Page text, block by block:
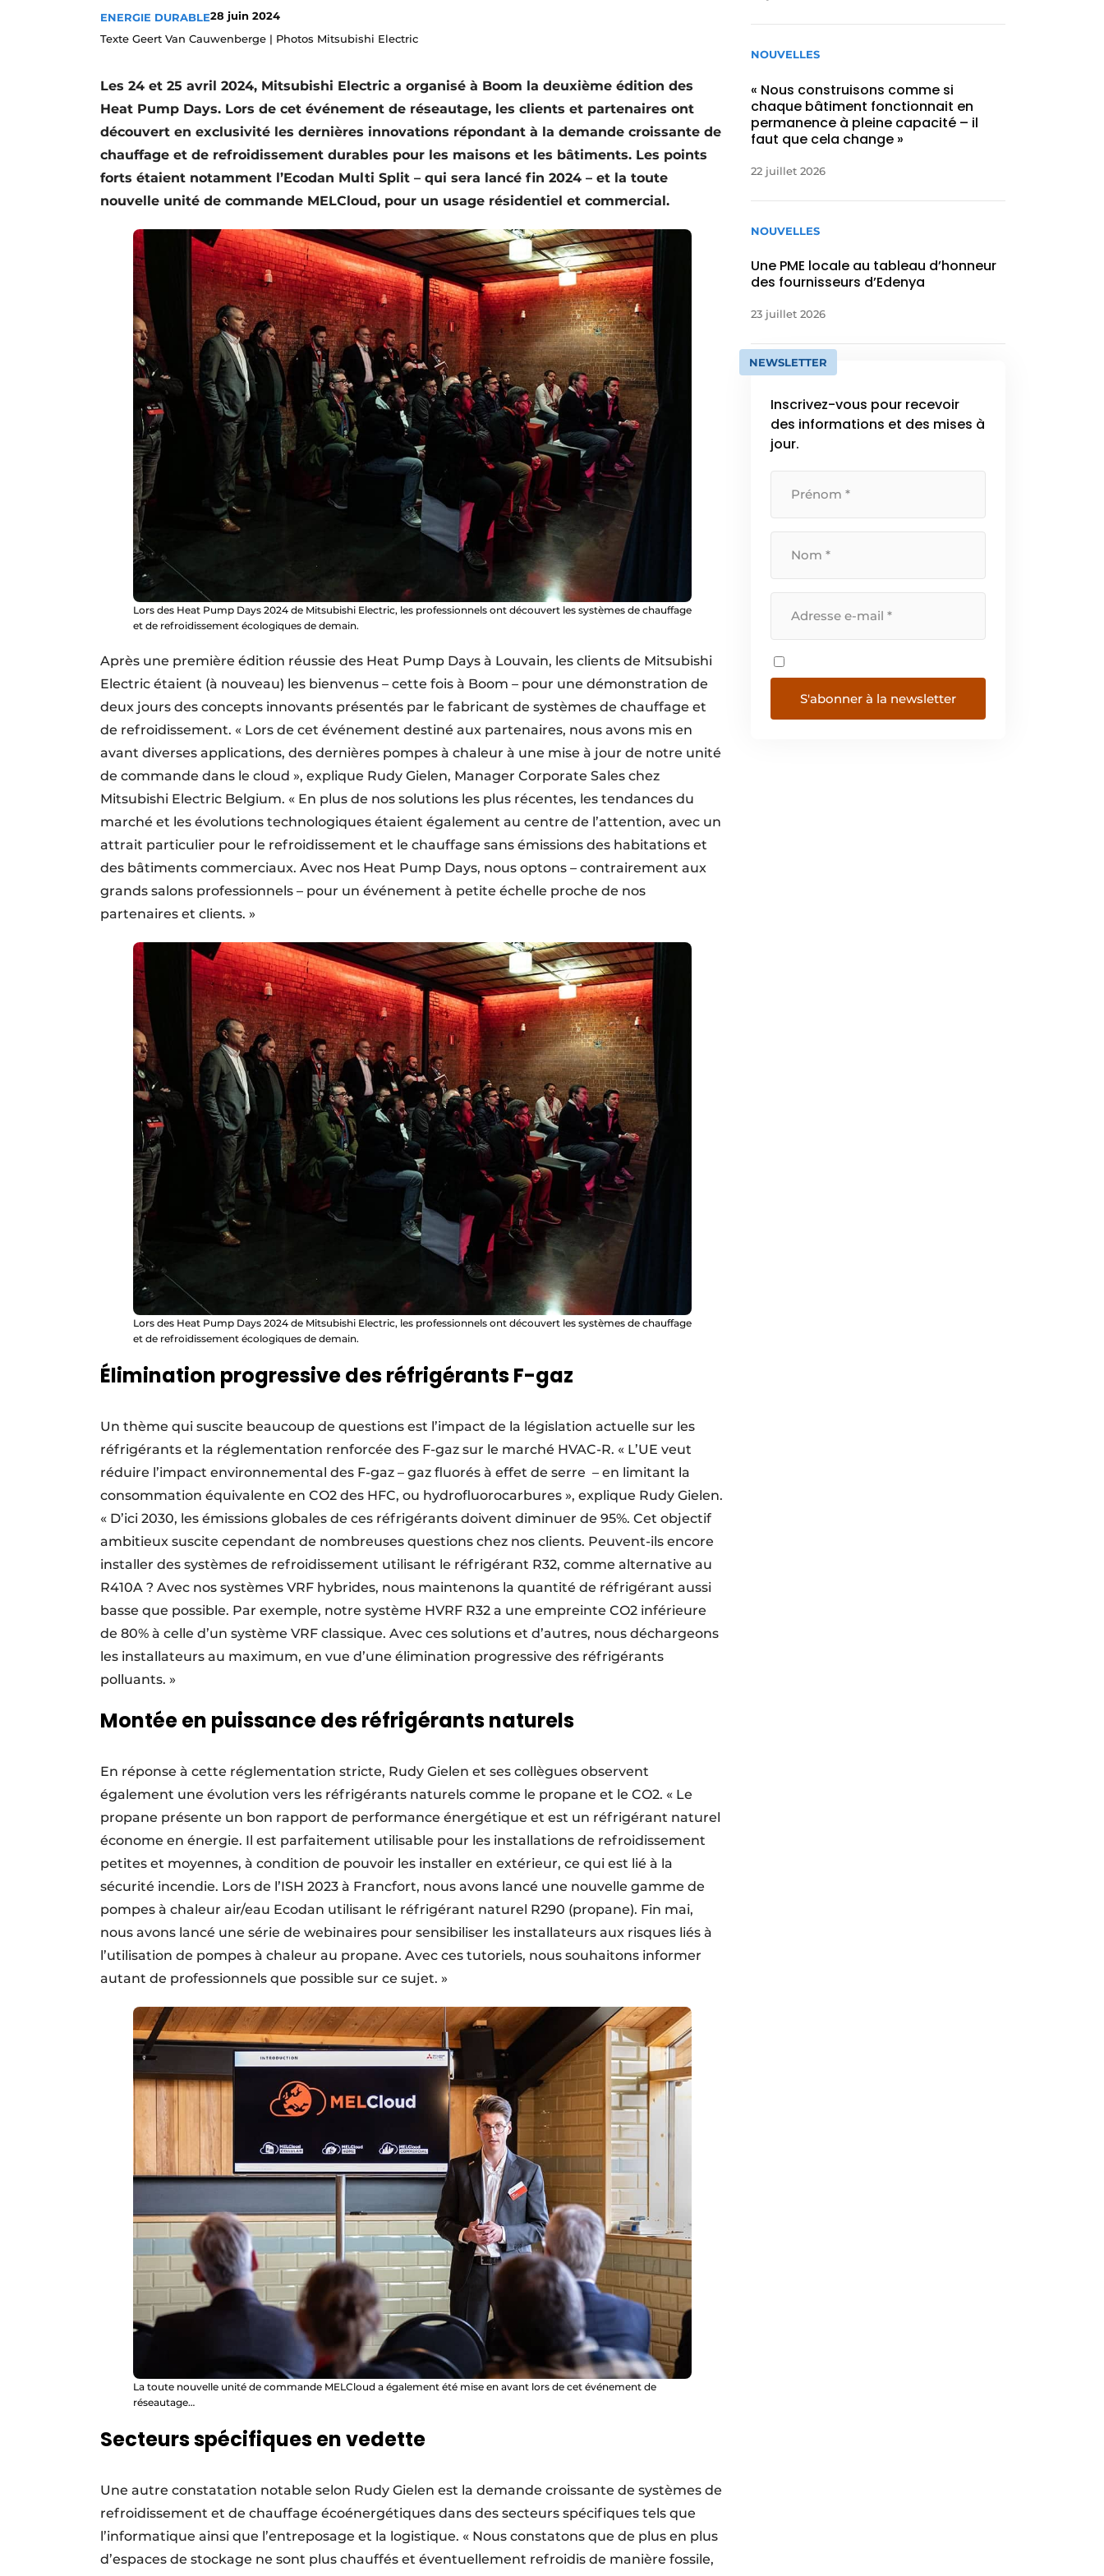
S’inscrire à l’événement
S’inscrire
Video’s
ENERGIE DURABLE28 juin 2024
Texte Geert Van Cauwenberge | Photos Mitsubishi Electric
Les 24 et 25 avril 2024, Mitsubishi Electric a organisé à Boom la deuxième édition des
Heat Pump Days. Lors de cet événement de réseautage, les clients et partenaires ont
découvert en exclusivité les dernières innovations répondant à la demande croissante de
chauffage et de refroidissement durables pour les maisons et les bâtiments. Les points
forts étaient notamment l’Ecodan Multi Split – qui sera lancé fin 2024 – et la toute
nouvelle unité de commande MELCloud, pour un usage résidentiel et commercial.
Lors des Heat Pump Days 2024 de Mitsubishi Electric, les professionnels ont découvert les systèmes de chauffage
et de refroidissement écologiques de demain.
Après une première édition réussie des Heat Pump Days à Louvain, les clients de Mitsubishi
Electric étaient (à nouveau) les bienvenus – cette fois à Boom – pour une démonstration de
deux jours des concepts innovants présentés par le fabricant de systèmes de chauffage et
de refroidissement. « Lors de cet événement destiné aux partenaires, nous avons mis en
avant diverses applications, des dernières pompes à chaleur à une mise à jour de notre unité
de commande dans le cloud », explique Rudy Gielen, Manager Corporate Sales chez
Mitsubishi Electric Belgium. « En plus de nos solutions les plus récentes, les tendances du
marché et les évolutions technologiques étaient également au centre de l’attention, avec un
attrait particulier pour le refroidissement et le chauffage sans émissions des habitations et
des bâtiments commerciaux. Avec nos Heat Pump Days, nous optons – contrairement aux
grands salons professionnels – pour un événement à petite échelle proche de nos
partenaires et clients. »
Lors des Heat Pump Days 2024 de Mitsubishi Electric, les professionnels ont découvert les systèmes de chauffage
et de refroidissement écologiques de demain.
Élimination progressive des réfrigérants F-gaz
Un thème qui suscite beaucoup de questions est l’impact de la législation actuelle sur les
réfrigérants et la réglementation renforcée des F-gaz sur le marché HVAC-R. « L’UE veut
réduire l’impact environnemental des F-gaz – gaz fluorés à effet de serre – en limitant la
consommation équivalente en CO2 des HFC, ou hydrofluorocarbures », explique Rudy Gielen.
« D’ici 2030, les émissions globales de ces réfrigérants doivent diminuer de 95%. Cet objectif
ambitieux suscite cependant de nombreuses questions chez nos clients. Peuvent-ils encore
installer des systèmes de refroidissement utilisant le réfrigérant R32, comme alternative au
R410A ? Avec nos systèmes VRF hybrides, nous maintenons la quantité de réfrigérant aussi
basse que possible. Par exemple, notre système HVRF R32 a une empreinte CO2 inférieure
de 80% à celle d’un système VRF classique. Avec ces solutions et d’autres, nous déchargeons
les installateurs au maximum, en vue d’une élimination progressive des réfrigérants
polluants. »
Montée en puissance des réfrigérants naturels
En réponse à cette réglementation stricte, Rudy Gielen et ses collègues observent
également une évolution vers les réfrigérants naturels comme le propane et le CO2. « Le
propane présente un bon rapport de performance énergétique et est un réfrigérant naturel
économe en énergie. Il est parfaitement utilisable pour les installations de refroidissement
petites et moyennes, à condition de pouvoir les installer en extérieur, ce qui est lié à la
sécurité incendie. Lors de l’ISH 2023 à Francfort, nous avons lancé une nouvelle gamme de
pompes à chaleur air/eau Ecodan utilisant le réfrigérant naturel R290 (propane). Fin mai,
nous avons lancé une série de webinaires pour sensibiliser les installateurs aux risques liés à
l’utilisation de pompes à chaleur au propane. Avec ces tutoriels, nous souhaitons informer
autant de professionnels que possible sur ce sujet. »
La toute nouvelle unité de commande MELCloud a également été mise en avant lors de cet événement de
réseautage…
Secteurs spécifiques en vedette
Une autre constatation notable selon Rudy Gielen est la demande croissante de systèmes de
refroidissement et de chauffage écoénergétiques dans des secteurs spécifiques tels que
l’informatique ainsi que l’entreposage et la logistique. « Nous constatons que de plus en plus
d’espaces de stockage ne sont plus chauffés et éventuellement refroidis de manière fossile,
NOUVELLES
« Nous construisons comme si
chaque bâtiment fonctionnait en
permanence à pleine capacité – il
faut que cela change »
22 juillet 2026
NOUVELLES
Une PME locale au tableau d’honneur
des fournisseurs d’Edenya
23 juillet 2026
NEWSLETTER
Inscrivez-vous pour recevoir
des informations et des mises à
jour.